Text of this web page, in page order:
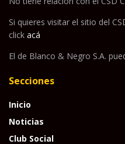
Si quieres visitar el sitio del
click acá
El de Blanco & Negro S.A.
Secciones
Inicio
Noticias
Club Social